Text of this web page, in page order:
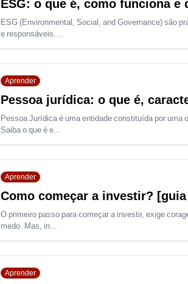
ESG: o que é, como funciona e
ESG (Environmental, Social, and Governance) são
e responsáveis....
Aprender
Pessoa jurídica: o que é,
Pessoa Jurídica é uma entidade constituída por
Saiba o que é e...
Aprender
Como começar a investir?
O primeiro passo para começar a investir, exige
medo. Mas, in...
Aprender